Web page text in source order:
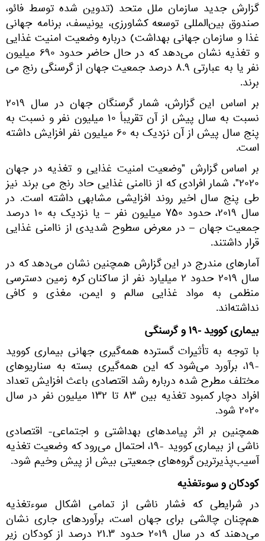
​گزارش جدید سازمان ملل متحد (تدوین شده توسط فائو،
صندوق بین‌المللی توسعه کشاورزی، یونیسف، برنامه جهانی
غذا و سازمان جهانی بهداشت) درباره وضعیت امنیت غذایی
و تغذیه نشان می‌دهد که در حال حاضر حدود ۶۹۰ میلیون
نفر یا به عبارتی ۸.۹ درصد جمعیت جهان از گرسنگی رنج می‌
برند.
بر اساس این گزارش، شمار گرسنگان جهان در سال ۲۰۱۹
نسبت به سال پیش از آن تقریباً ۱۰ میلیون نفر و نسبت به
پنج سال پیش از آن نزدیک به ۶۰ میلیون نفر افزایش داشته
است.
بر اساس گزارش "وضعیت امنیت غذایی و تغذیه در جهان
۲۰۲۰"، شمار افرادی که از ناامنی غذایی حاد رنج می‌ برند نیز
طی پنج سال اخیر روند افزایشی مشابهی داشته است. در
سال ۲۰۱۹، حدود ۷۵۰ میلیون نفر – یا نزدیک به ۱۰ درصد
جمعیت جهان – در معرض سطوح شدیدی از ناامنی غذایی
قرار داشتند.
آمارهای مندرج در این گزارش همچنین نشان می‌دهد که در
سال ۲۰۱۹ حدود ۲ میلیارد نفر از ساکنان کره زمین دسترسی
منظمی به مواد غذایی سالم و ایمن، مغذی و کافی
نداشته‌اند.
بیماری کووید -۱۹ و گرسنگی
با توجه به تأثیرات گسترده همه‌گیری جهانی بیماری کووید
-۱۹، برآورد می‌شود که این همه‌گیری بسته به سناریوهای
مختلف مطرح شده درباره رشد اقتصادی باعث افزایش تعداد
افراد دچار کمبود تغذیه بین ۸۳ تا ۱۳۲ میلیون نفر در سال
۲۰۲۰ شود.
همچنین بر اثر پیامدهای بهداشتی و اجتماعی- اقتصادی
ناشی از بیماری کووید -۱۹، احتمال می‌رود که وضعیت تغذیه
آسیب‌پذیرترین گروه‌های جمعیتی بیش از پیش وخیم شود.
کودکان و سوءتغذیه
در شرایطی که فشار ناشی از تمامی اشکال سوءتغذیه
هم‌چنان چالشی برای جهان است، برآوردهای جاری نشان
می‌دهند که در سال ۲۰۱۹ حدود ۲۱.۳ درصد از کودکان زیر